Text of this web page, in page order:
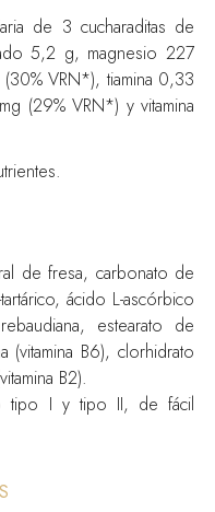
de 3 cucharaditas de
5,2 g, magnesio 227
VRN*), tiamina 0,33
(29% VRN*) y vitamina
de fresa, carbonato de
ácido L-ascórbico
estearato de
(vitamina B6), clorhidrato
B2).
tipo I y tipo II, de fácil